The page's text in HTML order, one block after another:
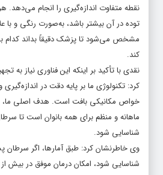
نقطه متفاوت اندازه‌گیری را انجام
توده در آن بیشتر باشد، به‌صورت رنگی و با
مشخص می‌شود تا پزشک دقیقاً بداند کدام
کند.
نقدی با تأکید بر اینکه این فناوری نیاز به
کرد: تکنولوژی ما بر پایه دقت در
خواص مکانیکی بافت است. هدف اصلی ما،
ماهانه و منظم برای همه بانوان است تا
شناسایی شود.
وی خاطرنشان کرد: طبق آمارها، اگر سرطان